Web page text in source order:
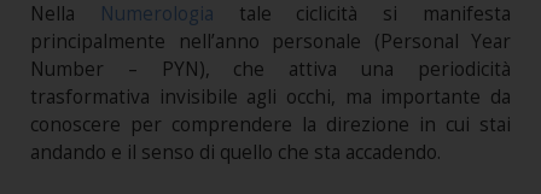
Nella Numerologia tale ciclicità si manifesta
principalmente nell’anno personale (Personal Year
Number – PYN), che attiva una periodicità
trasformativa invisibile agli occhi, ma importante da
conoscere per comprendere la direzione in cui stai
andando e il senso di quello che sta accadendo.